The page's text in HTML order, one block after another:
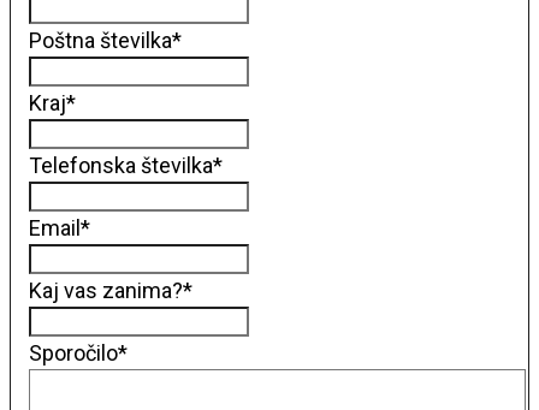
Poštna številka*
Kraj*
Telefonska številka*
Email *
Kaj vas zanima?*
Sporočilo*